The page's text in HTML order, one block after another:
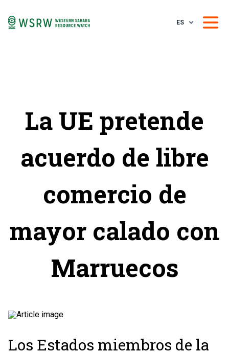
ES
La UE pretende
acuerdo de libre
comercio de
mayor calado con
Marruecos
Los Estados miembros de la